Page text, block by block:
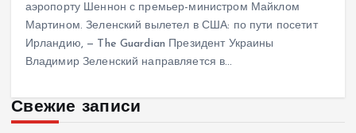
аэропорту Шеннон с премьер-министром Майклом
Мартином. Зеленский вылетел в США: по пути посетит
Ирландию, — The Guardian Президент Украины
Владимир Зеленский направляется в…
Свежие записи